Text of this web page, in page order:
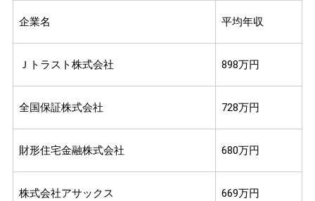
企業名 平均年収
Ｊトラスト株式会社 898万円
全国保証株式会社 728万円
財形住宅金融株式会社 680万円
株式会社アサックス 669万円